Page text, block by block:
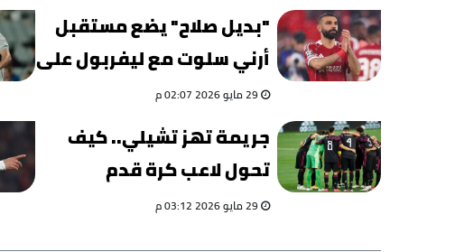
"بديل صلاح" يضع مستقبل
أرني سلوت مع ليفربول على
حافة الهاوية
29 مايو 2026 02:07 م
جريمة تهز تشيلي.. كيف
تحول لاعب كرة قدم
كولومبي إلى زعيم عصابة
29 مايو 2026 03:12 م